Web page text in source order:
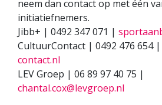
neem dan contact op met één
initiatiefnemers.
Jibb+ | 0492 347 071 |
CultuurContact | 0492 476 654 |
contact.nl
LEV Groep | 06 89 97 40 75 |
chantal.cox@levgroep.nl